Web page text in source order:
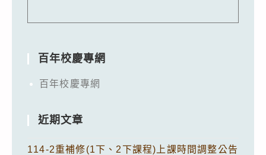
百年校慶專網
百年校慶專網
近期文章
114-2重補修(1下、2下課程)上課時間調整公告